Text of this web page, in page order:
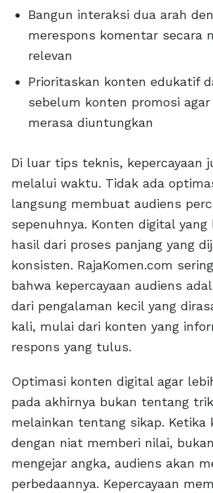
Bangun interaksi dua arah
merespons komentar secara
relevan
Prioritaskan konten edukatif
sebelum konten promosi agar
merasa diuntungkan
Di luar tips teknis, kepercayaan
melalui waktu. Tidak ada
langsung membuat audiens
sepenuhnya. Konten digital
hasil dari proses panjang yang
konsisten. RajaKomen.com
bahwa kepercayaan audiens
dari pengalaman kecil yang
kali, mulai dari konten yang
respons yang tulus.
Optimasi konten digital agar
pada akhirnya bukan tentang
melainkan tentang sikap. Ketika
dengan niat memberi nilai,
mengejar angka, audiens akan
perbedaannya. Kepercayaan